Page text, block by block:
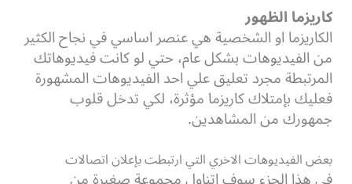
كاريزما الظهور
الكاريزما او الشخصية هي عنصر اساسي في نجاح الكثير
من الفيديوهات بشكل عام، حتي لو كانت فيديوهاتك
المرتبطة مجرد تعليق علي احد الفيديوهات المشهورة
فعليك بإمتلاك كاريزما مؤثرة، لكي تدخل قلوب
جمهورك من المشاهدين.
بعض الفيديوهات الاخري التي ارتبطت بإعلان اتصالات